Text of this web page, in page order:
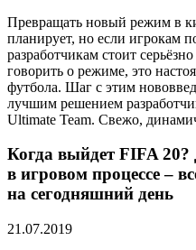
Превращать новый режим в
планирует, но если игрокам
разработчикам стоит
говорить о режиме, это
футбола. Шаг с этим
лучшим решением
Ultimate Team. Свежо,
Когда выйдет FIFA 20?
в игровом процессе –
на сегодняшний день
21.07.2019